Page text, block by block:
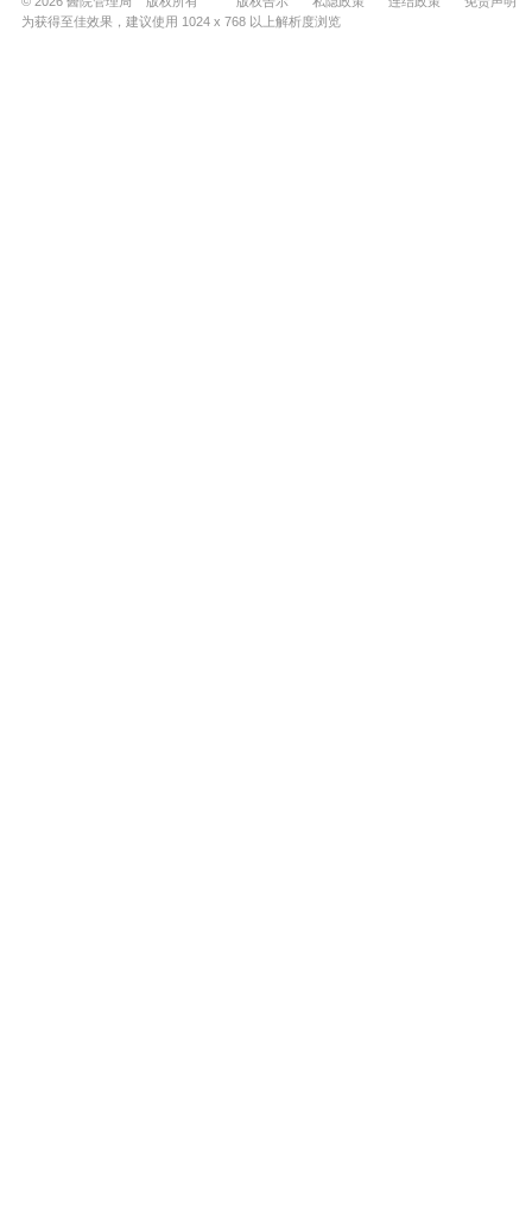
为获得至佳效果，建议使用 1024 x 768 以上解析度浏览